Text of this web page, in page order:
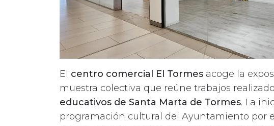
El centro comercial El Tormes acoge la
muestra colectiva que reúne trabajos
educativos de Santa Marta de Tormes. La
programación cultural del Ayuntamiento por